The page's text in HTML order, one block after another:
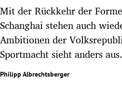
Untermenü
Untermenü
Untermenü
Untermenü
Mit der Rückkehr der
Schanghai stehen auch
Ambitionen der
Sportmacht sieht anders aus.
Philipp Albrechtsberger